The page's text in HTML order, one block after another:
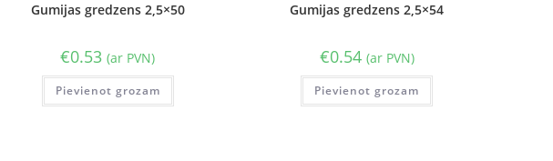
Gumijas gredzens 2,5×50
€0.53 (ar PVN)
Pievienot grozam
Gumijas gredzens 2,5×54
€0.54 (ar PVN)
Pievienot grozam